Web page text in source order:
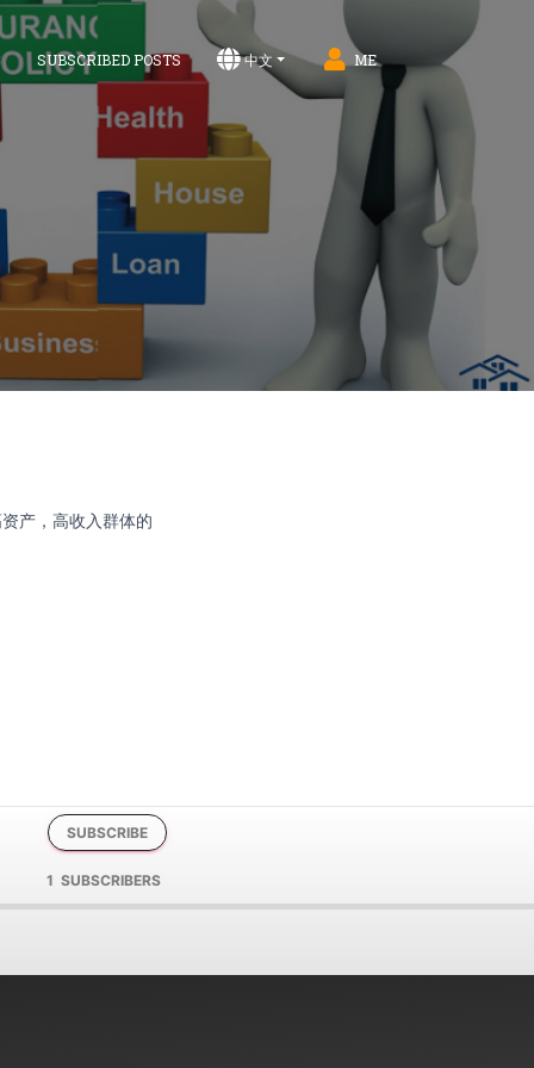
SUBSCRIBED POSTS 中文 ME
产，高收入群体的
SUBSCRIBE
1 SUBSCRIBERS